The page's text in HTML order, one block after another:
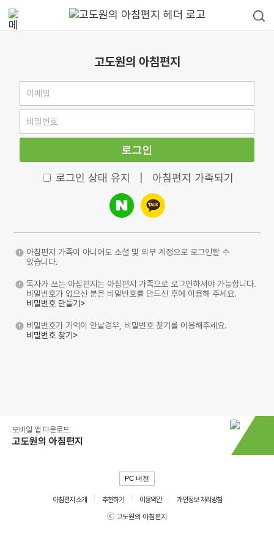
고도원의 아침편지
로그인
로그인 상태 유지 아침편지 가족되기
아침편지 가족이 아니어도 소셜 및 외부 계정으로 로그인할 수
있습니다.
독자가 쓰는 아침편지는 아침편지 가족으로 로그인하셔야 가능합니다.
비밀번호가 없으신 분은 비밀번호를 만드신 후에 이용해 주세요.
비밀번호 만들기>
비밀번호가 기억이 안날경우, 비밀번호 찾기를 이용해주세요.
비밀번호 찾기>
모바일 앱 다운로드
고도원의 아침편지
PC 버전
아침편지 소개 추천하기 이용약관
개인정보 처리방침
ⓒ 고도원의 아침편지